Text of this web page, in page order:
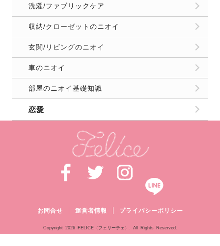
洗濯/ファブリックケア
収納/クローゼットのニオイ
玄関/リビングのニオイ
車のニオイ
部屋のニオイ基礎知識
恋愛
お問合せ 運営者情報 プライバシーポリシー
Copyright 2026 FELICE（フェリーチェ）. All Rights Reserved.